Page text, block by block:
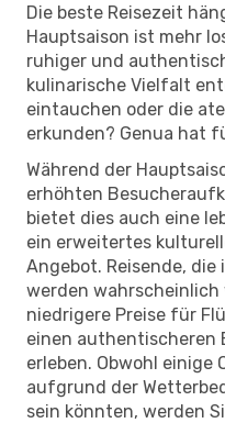
Die beste Reisezeit
Hauptsaison ist mehr
ruhiger und
kulinarische Vielfalt
eintauchen oder die
erkunden? Genua hat
Während der
erhöhten
bietet dies auch eine
ein erweitertes
Angebot. Reisende, die
werden wahrscheinlich
niedrigere Preise für
einen authentischeren
erleben. Obwohl
aufgrund der
sein könnten, werden